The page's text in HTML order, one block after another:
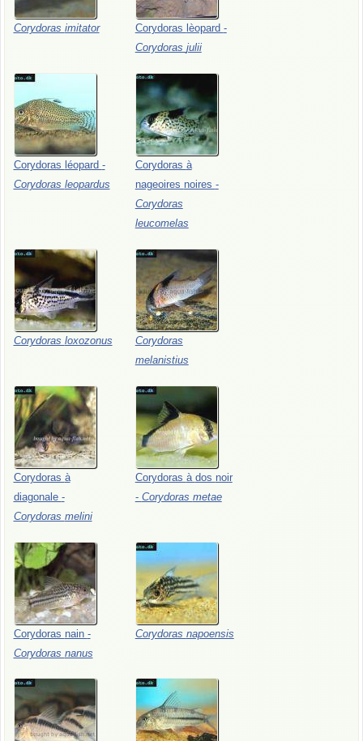
Corydoras imitator Corydoras lèopard -
Corydoras julii
Corydoras léopard -
Corydoras leopardus
Corydoras à
nageoires noires -
Corydoras
leucomelas
Corydoras loxozonus
Corydoras
melanistius
Corydoras à
diagonale -
Corydoras melini
Corydoras à dos noir
- Corydoras metae
Corydoras nain -
Corydoras nanus
Corydoras napoensis